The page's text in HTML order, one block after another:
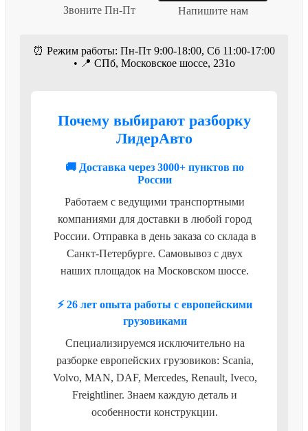
Звоните Пн-Пт Напишите нам
⏰ Режим работы: Пн-Пт 9:00-18:00, Сб 11:00-17:00
• 📍 СПб, Московское шоссе, 231о
Почему выбирают разборку
ЛидерАвто
🚚 Доставка через 3000+ пунктов по
России
Работаем с ведущими транспортными
компаниями для доставки в любой город
России. Отправка в день заказа со склада в
Санкт-Петербурге. Самовывоз с двух
наших площадок на Московском шоссе.
⚡ 26 лет опыта работы с европейскими
грузовиками
Специализируемся исключительно на
разборке европейских грузовиков: Scania,
Volvo, MAN, DAF, Mercedes, Renault, Iveco,
Freightliner. Знаем каждую деталь и
особенности конструкции.